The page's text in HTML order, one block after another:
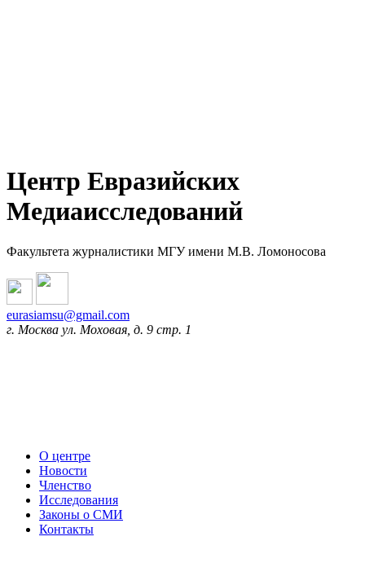
Центр Евразийских
Медиаисследований
Факультета журналистики МГУ имени М.В. Ломоносова
eurasiamsu@gmail.com
г. Москва ул. Моховая, д. 9 стр. 1
О центре
Новости
Членство
Исследования
Законы о СМИ
Контакты